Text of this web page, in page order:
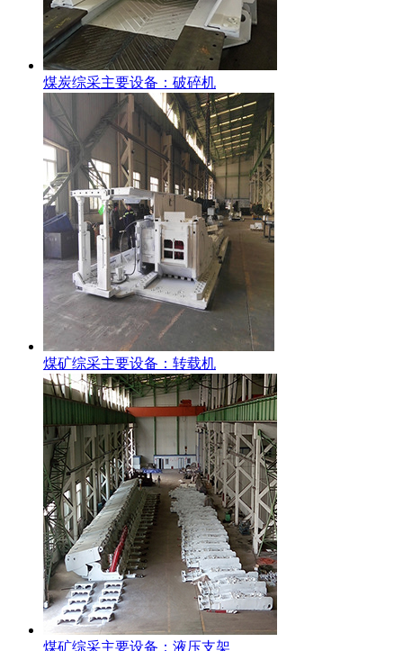
煤炭综采主要设备：破碎机
煤矿综采主要设备：转载机
煤矿综采主要设备：液压支架